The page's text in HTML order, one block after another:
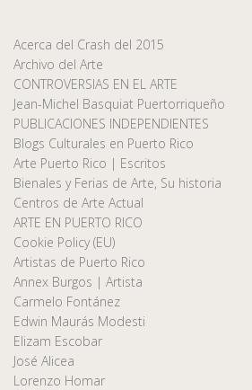
Acerca del Crash del 2015
Archivo del Arte
CONTROVERSIAS EN EL ARTE
Jean-Michel Basquiat Puertorriqueño
PUBLICACIONES INDEPENDIENTES
Blogs Culturales en Puerto Rico
Arte Puerto Rico | Escritos
Bienales y Ferias de Arte, Su historia
Centros de Arte Actual
ARTE EN PUERTO RICO
Cookie Policy (EU)
Artistas de Puerto Rico
Annex Burgos | Artista
Carmelo Fontánez
Edwin Maurás Modesti
Elizam Escobar
José Alicea
Lorenzo Homar